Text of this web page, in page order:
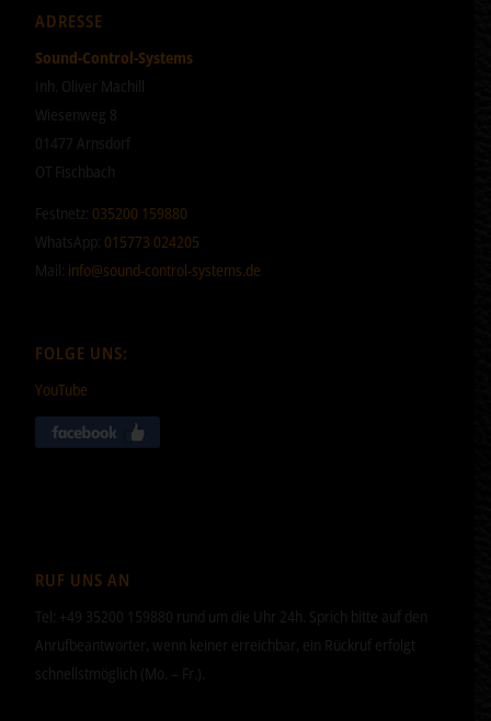
ADRESSE
Sound-Control-Systems
Inh. Oliver Machill
Wiesenweg 8
01477 Arnsdorf
OT Fischbach
Festnetz: 035200 159880
WhatsApp: 015773 024205
Mail: info@sound-control-systems.de
FOLGE UNS:
YouTube
RUF UNS AN
Tel: +49 35200 159880 rund um die Uhr 24h. Sprich bitte auf den
Anrufbeantworter, wenn keiner erreichbar, ein Rückruf erfolgt
schnellstmöglich (Mo. – Fr.).